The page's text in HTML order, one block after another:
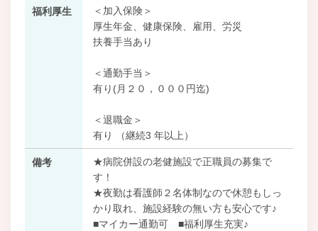
福利厚生
＜加入保険＞
厚生年金、健康保険、雇用、労災
扶養手当あり
＜通勤手当＞
有り(月２０，０００円迄)
＜退職金＞
有り （継続3 年以上）
備考
★病院併設の老健施設で正職員の募集で
す！
★夜勤は看護師２名体制なので休憩もしっ
かり取れ、施設経験の無い方も安心です♪
■マイカー通勤可 ■福利厚生充実♪